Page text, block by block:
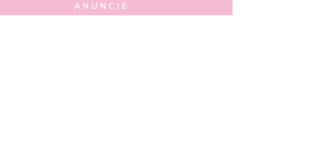
ANUNCIE